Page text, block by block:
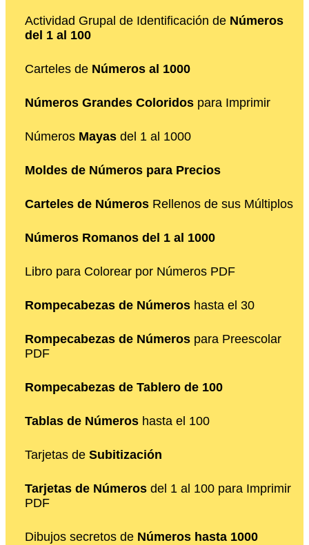
Actividad Grupal de Identificación de Números
del 1 al 100
Carteles de Números al 1000
Números Grandes Coloridos para Imprimir
Números Mayas del 1 al 1000
Moldes de Números para Precios
Carteles de Números Rellenos de sus Múltiplos
Números Romanos del 1 al 1000
Libro para Colorear por Números PDF
Rompecabezas de Números hasta el 30
Rompecabezas de Números para Preescolar
PDF
Rompecabezas de Tablero de 100
Tablas de Números hasta el 100
Tarjetas de Subitización
Tarjetas de Números del 1 al 100 para Imprimir
PDF
Dibujos secretos de Números hasta 1000